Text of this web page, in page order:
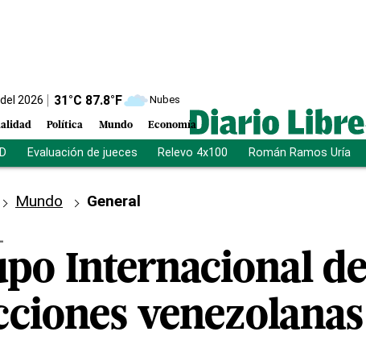
2026 31°C 87.8°F Nubes
Política Mundo Economía
Evaluación de jueces Relevo 4x100 Román Ramos Uría
Mundo
General
Internacional